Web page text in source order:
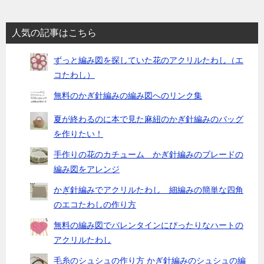
人気の記事はこちら
ずっと編み図を探していた花のアクリルたわし（エ
コたわし）
無料のかぎ針編みの編み図へのリンク集
夏が終わるのに本で見た麻紐のかぎ針編みのバッグ
を作りたい！
手作りの花のカチューム かぎ針編みのブレードの
編み図をアレンジ
かぎ針編みでアクリルたわし 細編みの簡単な四角
のエコたわしの作り方
無料の編み図でバレンタインにぴったりなハートの
アクリルたわし
毛糸のシュシュの作り方 かぎ針編みのシュシュの編